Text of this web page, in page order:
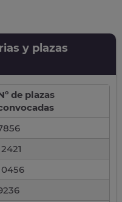
y plazas
de plazas